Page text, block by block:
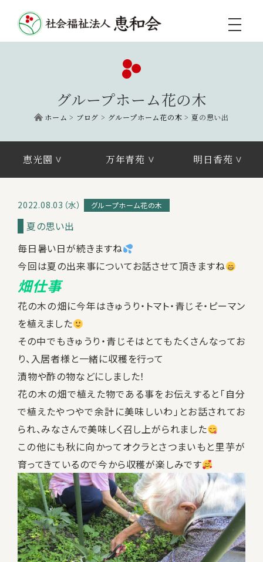
toggle
グループホーム花の木
ホーム > ブログ > グループホーム花の木 >夏の思い出
恵光園 万年青苑 明日香苑
2022.08.03（水） グループホーム花の木
夏の思い出
毎日暑い日が続きますね
今回は夏の出来事についてお話させて頂きますね
畑仕事
花の木の畑に今年はきゅうり・トマト・青じそ・ピーマン
を植えました
その中でもきゅうり・青じそはとてもたくさんなってお
り、入居者様と一緒に収穫を行って
漬物や酢の物などにしました！
花の木の畑で植えた物である事をお伝えすると「自分
で植えたやつやで余計に美味しいわ」とお話されてお
られ、みなさんで美味しく召し上がられました
この他にも秋に向かってオクラとさつまいもと里芋が
育ってきているので今から収穫が楽しみです